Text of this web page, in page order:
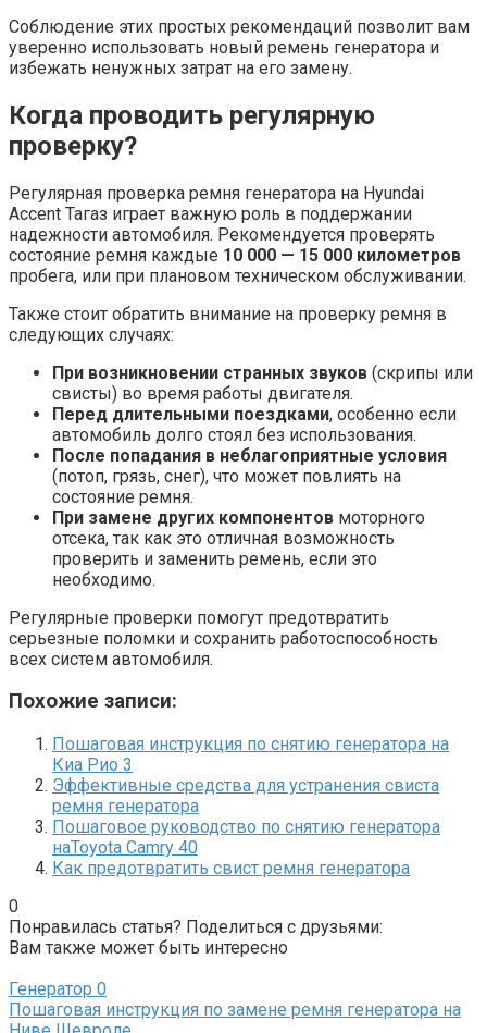
Соблюдение этих простых рекомендаций позволит вам
уверенно использовать новый ремень генератора и
избежать ненужных затрат на его замену.
Когда проводить регулярную
проверку?
Регулярная проверка ремня генератора на Hyundai
Accent Тагаз играет важную роль в поддержании
надежности автомобиля. Рекомендуется проверять
состояние ремня каждые 10 000 — 15 000 километров
пробега, или при плановом техническом обслуживании.
Также стоит обратить внимание на проверку ремня в
следующих случаях:
При возникновении странных звуков (скрипы или
свисты) во время работы двигателя.
Перед длительными поездками, особенно если
автомобиль долго стоял без использования.
После попадания в неблагоприятные условия
(потоп, грязь, снег), что может повлиять на
состояние ремня.
При замене других компонентов моторного
отсека, так как это отличная возможность
проверить и заменить ремень, если это
необходимо.
Регулярные проверки помогут предотвратить
серьезные поломки и сохранить работоспособность
всех систем автомобиля.
Похожие записи:
Пошаговая инструкция по снятию генератора на
Киа Рио 3
Эффективные средства для устранения свиста
ремня генератора
Пошаговое руководство по снятию генератора
наToyota Camry 40
Как предотвратить свист ремня генератора
0
Понравилась статья? Поделиться с друзьями:
Вам также может быть интересно
Генератор 0
Пошаговая инструкция по замене ремня генератора на